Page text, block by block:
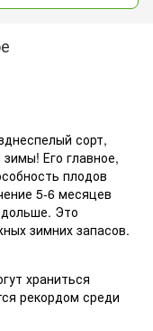
сорт,
Его главное,
плодов
5-6 месяцев
дольше. Это
зимних запасов.
храниться
рекордом среди